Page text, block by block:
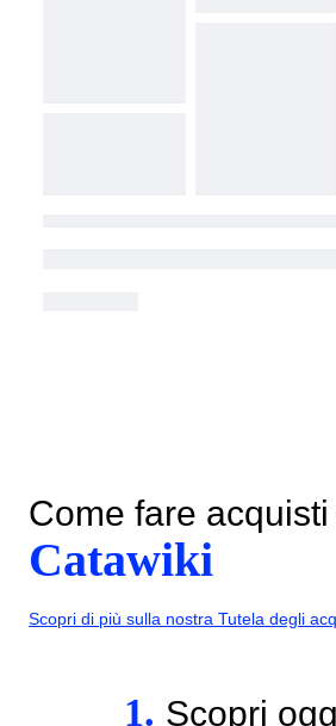
Come fare acquisti
Catawiki
Scopri di più sulla nostra Tutela degli
1. Scopri